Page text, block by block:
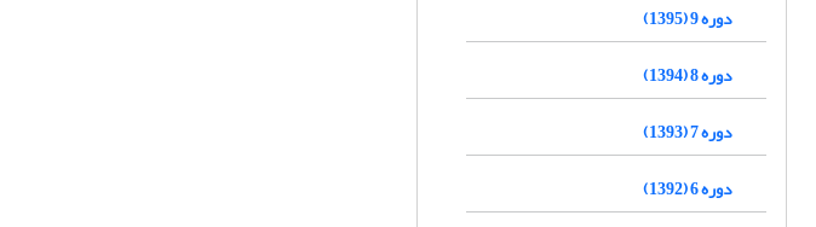
دوره 9 (1395)
دوره 8 (1394)
دوره 7 (1393)
دوره 6 (1392)